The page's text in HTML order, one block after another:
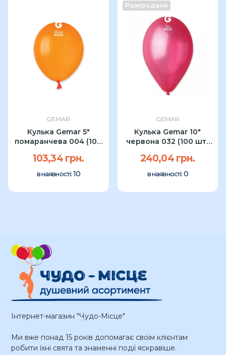
GEMAR
Кулька Gemar 5"
помаранчева 004 (100
103,34 грн.
в наявності: 10
Розпродано
GEMAR
Кулька Gemar 10"
червона 032 (100 шт)
240,04 грн.
в наявності: 0
Інтернет-магазин "Чудо-Місце"
Ми вже понад 15 років допомагає своїм клієнтам
робити їхні свята та знаменні події яскравіше.